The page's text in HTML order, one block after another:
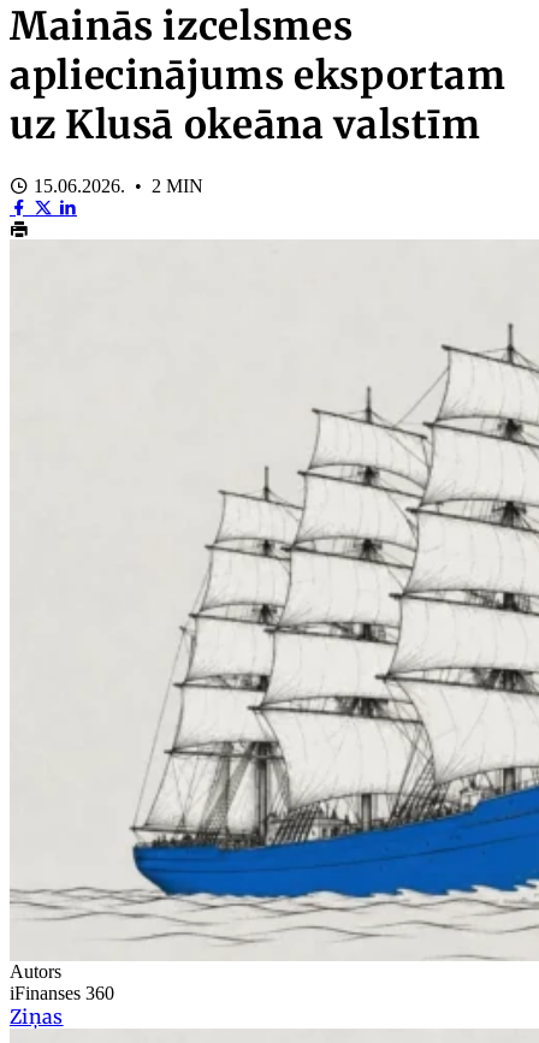
Mainās izcelsmes
apliecinājums eksportam
uz Klusā okeāna valstīm
15.06.2026. • 2 MIN
Autors
iFinanses 360
Ziņas